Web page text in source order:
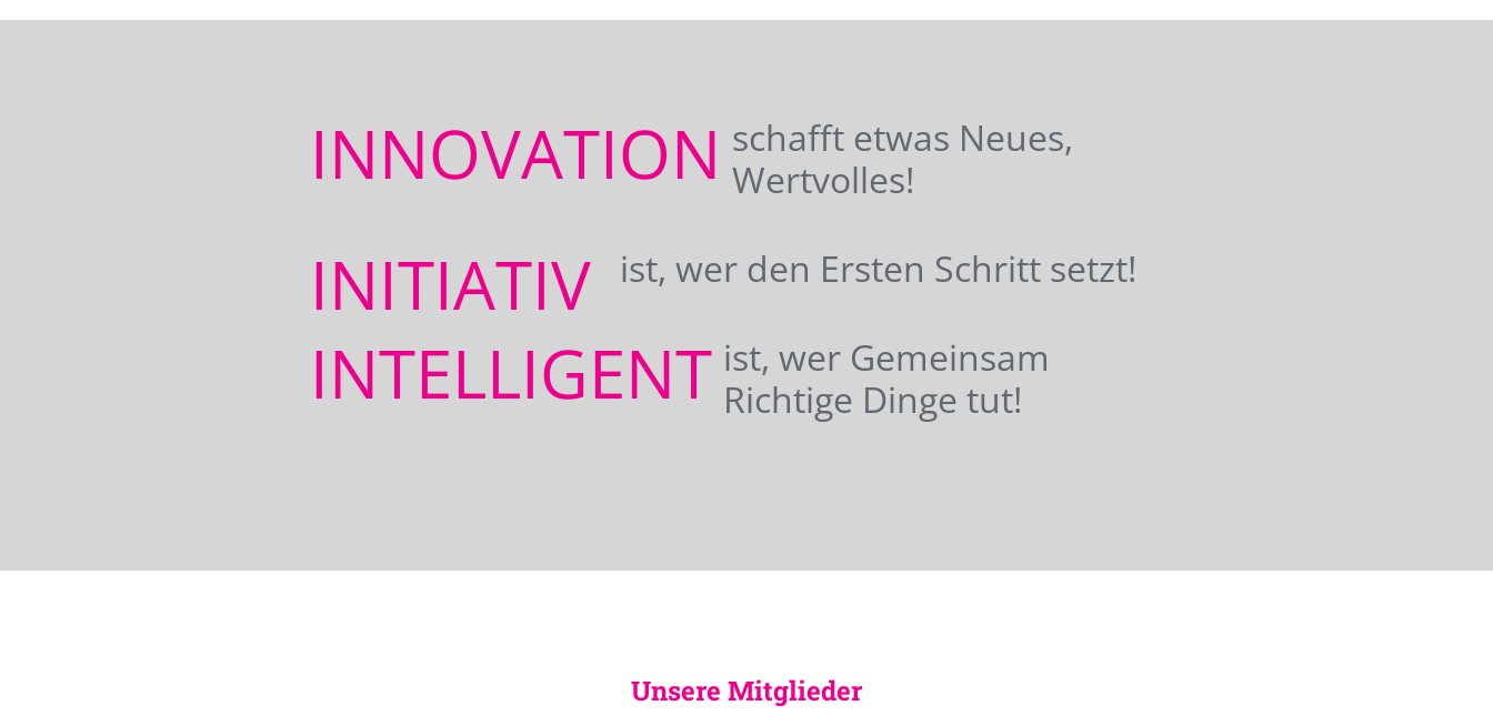
INNOVATION schafft etwas Neues,
Wertvolles!
INITIATIV ist, wer den Ersten Schritt setzt!
INTELLIGENT ist, wer Gemeinsam
Richtige Dinge tut!
Unsere Mitglieder